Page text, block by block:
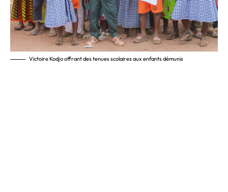
Victoire Kodjo offrant des tenues scolaires aux enfants démunis